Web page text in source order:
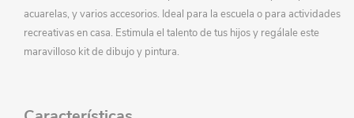
acuarelas, y varios accesorios. Ideal para la escuela o para actividades
recreativas en casa. Estimula el talento de tus hijos y regálale este
maravilloso kit de dibujo y pintura.